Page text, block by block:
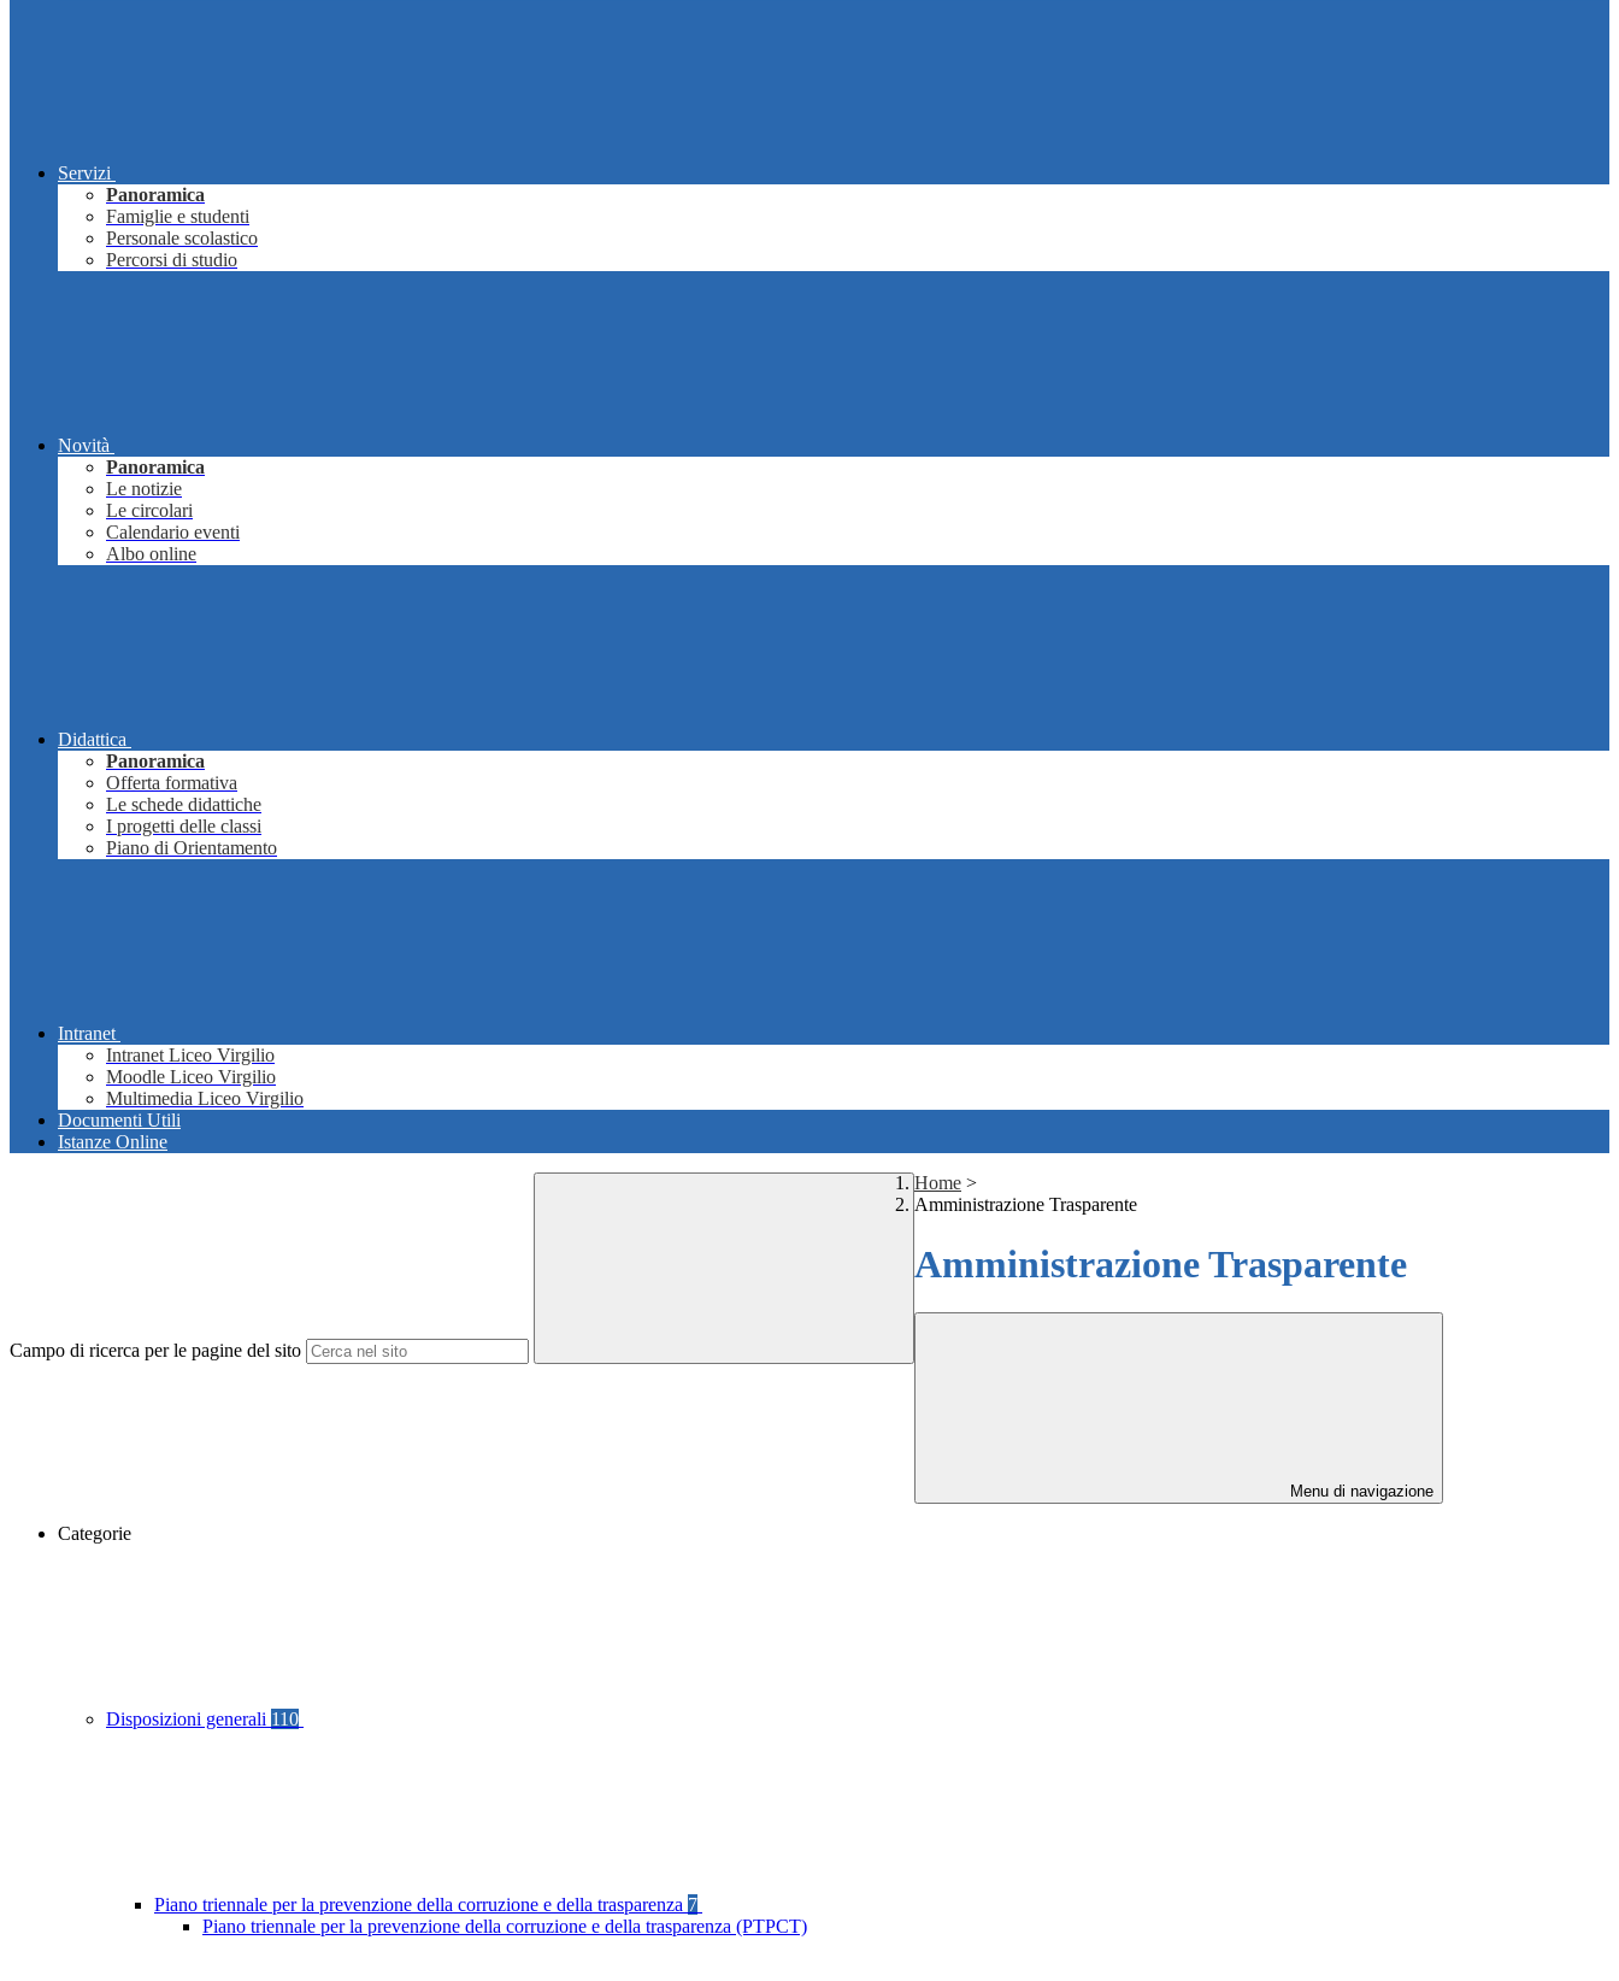
Servizi
Panoramica
Famiglie e studenti
Personale scolastico
Percorsi di studio
Novità
Panoramica
Le notizie
Le circolari
Calendario eventi
Albo online
Didattica
Panoramica
Offerta formativa
Le schede didattiche
I progetti delle classi
Piano di Orientamento
Intranet
Intranet Liceo Virgilio
Moodle Liceo Virgilio
Multimedia Liceo Virgilio
Documenti Utili
Istanze Online
Campo di ricerca per le pagine del sito
Home >
Amministrazione Trasparente
Amministrazione Trasparente
Menu di navigazione
Categorie
Disposizioni generali 110
Piano triennale per la prevenzione della corruzione e della trasparenza 7
Piano triennale per la prevenzione della corruzione e della trasparenza (PTPCT)